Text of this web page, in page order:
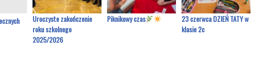
Uroczyste zakończenie
roku szkolnego
2025/2026
Piknikowy czas
23 czerwca DZIEŃ TATY w
klasie 2c